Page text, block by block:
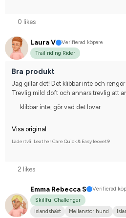
0 likes
Laura V
Verifierad köpare
Trail riding Rider
Bra produkt
Jag gillar det! Det klibbar inte och
Trevlig mild doft och annars trevlig att
klibbar inte, gör vad det lovar
Visa original
Lädertvål Leather Care Quick & Easy leovet®
2 likes
Emma Rebecca S
Verifierad
Skillful Challenger
Islandshäst
Mellanstor hund